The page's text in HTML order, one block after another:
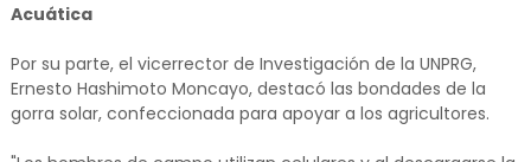
Acuática
Por su parte, el vicerrector de Investigación de la UNPRG,
Ernesto Hashimoto Moncayo, destacó las bondades de la
gorra solar, confeccionada para apoyar a los agricultores.